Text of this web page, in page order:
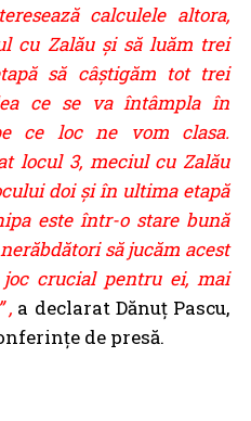
calculele altora,
cu Zalău şi să luăm trei
să câştigăm tot trei
ce se va întâmpla în
ce loc ne vom clasa.
locul 3, meciul cu Zalău
doi şi în ultima etapă
este într-o stare bună
să jucăm acest
crucial pentru ei, mai
, a declarat Dănuț Pascu,
de presă.